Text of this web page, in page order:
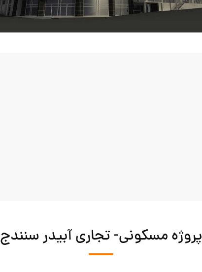
پروژه مسکونی- تجاری آبیدر سنندج